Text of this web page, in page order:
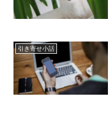
引き寄せ小話